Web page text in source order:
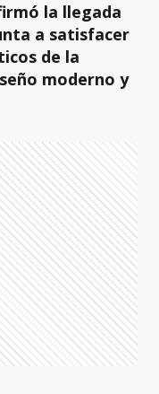
la llegada
a satisfacer
de la
moderno y